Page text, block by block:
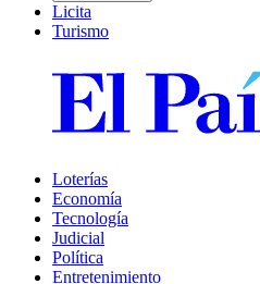
Licita
Turismo
Loterías
Economía
Tecnología
Judicial
Política
Entretenimiento